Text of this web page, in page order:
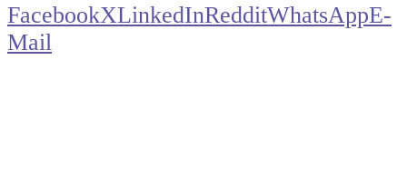
FacebookXLinkedInRedditWhatsAppE-
Mail